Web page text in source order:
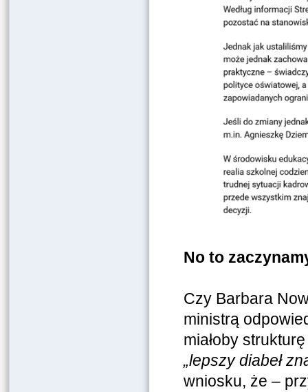
No to
Czy Barbara
ministrą
miałoby
„lepszy diabeł
wniosku, że –